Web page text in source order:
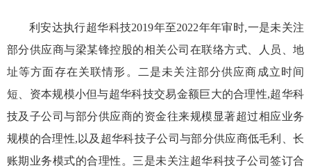
利安达执行超华科技2019年至2022年年审时,一是未关注
部分供应商与梁某锋控股的相关公司在联络方式、人员、地
址等方面存在关联情形。二是未关注部分供应商 成立时间
短、 资本规模小但与超华科技交易金额巨大的合理性,超华科
技及子公司与部分供应商的资金往来规模 显著超过相应业务
规模的合理性,以及 超华科技子公司 与部分供应商低毛利、长
账期业务模式的合理性。三是未关注超华科技子公司签订合